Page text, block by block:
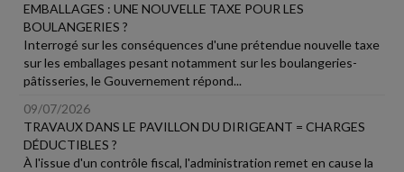
EMBALLAGES : UNE NOUVELLE TAXE POUR LES
BOULANGERIES ?
Interrogé sur les conséquences d'une prétendue nouvelle taxe
sur les emballages pesant notamment sur les boulangeries-
pâtisseries, le Gouvernement répond...
09/07/2026
TRAVAUX DANS LE PAVILLON DU DIRIGEANT = CHARGES
DÉDUCTIBLES ?
À l'issue d'un contrôle fiscal, l'administration remet en cause la